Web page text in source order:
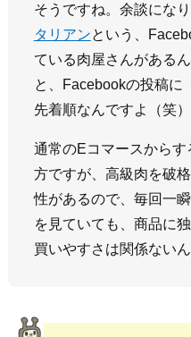
そうですね。余談になり
タリアンという、
ている肉屋さんがある
と、Facebookの投稿に
先着順なんですよ（笑
通常のEコマースからす
方ですが、高級肉を破
性があるので、毎回一
を見ていても、商品に
買いやすさは関係ない